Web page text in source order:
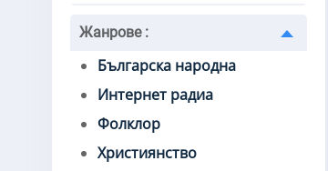
Жанрове :
Българска народна
Интернет радиа
Фолклор
Християнство